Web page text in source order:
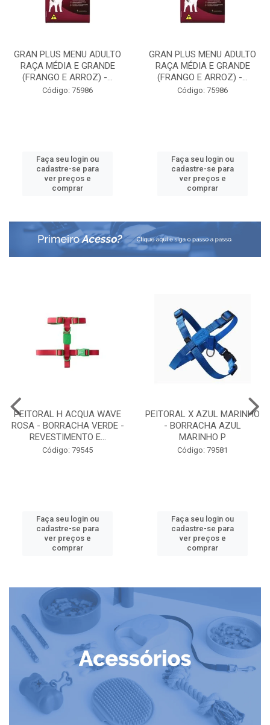
GRAN PLUS MENU ADULTO
RAÇA MÉDIA E GRANDE
(FRANGO E ARROZ) -...
Código: 75986
Faça seu login ou
cadastre-se para
ver preços e
comprar
GRAN PLUS MENU ADULTO
RAÇA MÉDIA E GRANDE
(FRANGO E ARROZ) -...
Código: 75986
Faça seu login ou
cadastre-se para
ver preços e
comprar
PEITORAL H ACQUA WAVE
ROSA - BORRACHA VERDE -
REVESTIMENTO E...
Código: 79545
Faça seu login ou
cadastre-se para
ver preços e
comprar
PEITORAL X AZUL MARINHO
- BORRACHA AZUL
MARINHO P
Código: 79581
Faça seu login ou
cadastre-se para
ver preços e
comprar